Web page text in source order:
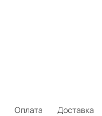
Оплата Доставка